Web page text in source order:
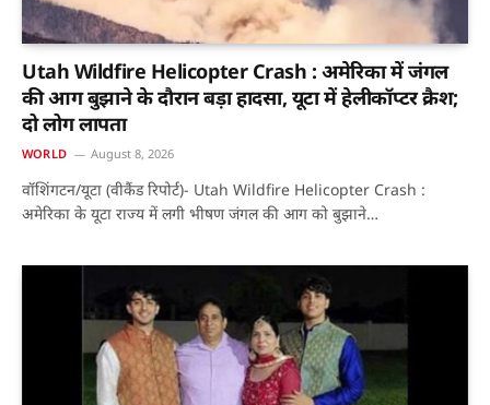
Utah Wildfire Helicopter Crash : अमेरिका में जंगल
की आग बुझाने के दौरान बड़ा हादसा, यूटा में हेलीकॉप्टर क्रैश;
दो लोग लापता
WORLD August 8, 2026
वॉशिंगटन/यूटा (वीकैंड रिपोर्ट)- Utah Wildfire Helicopter Crash :
अमेरिका के यूटा राज्य में लगी भीषण जंगल की आग को बुझाने…